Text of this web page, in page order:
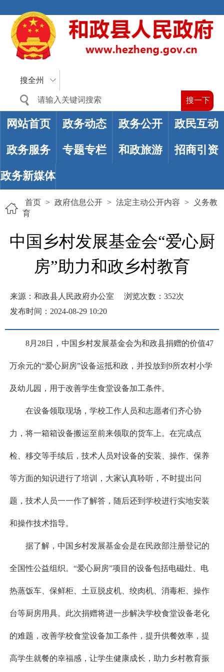
搜全州
网站首页 政务动态 政务公开 政民互动
政务服务 专题专栏 和政旅游 招商引资
政务新媒体
首页 > 政府信息公开 > 法定主动公开内容 >
义务教
育
中国乡村发展基金会“爱心厨
房”助力和政乡村教育
来源：和政县人民政府办公室 浏览次数： 352次
发布时间：2024-08-29 10:20
8月28日，中国乡村发展基金会为和政县捐赠的价值47
万余元的“爱心厨房”设备运抵和政，并投放到9所农村小学
及幼儿园，用于改善学生食堂设备加工条件。
在设备领取现场，学校工作人员和志愿者们齐心协
力，将一箱箱设备搬运至前来领取的货车上。在完成点
检、移交等手续后，技术人员对设备的安装、操作、保养
等方面的知识进行了培训，大家认真聆听，不时提出问
题，技术人员一一作了解答，随后还到学校进行实地安装
和操作技术指导。
据了解，中国乡村发展基金会是在民政部注册登记的
全国性公益组织。“爱心厨房”项目的设备包括电磁灶、电
热蒸饭车、保鲜柜、土豆脱皮机、绞肉机、消毒柜、操作
台等厨房用具。此次捐赠将进一步解决学校食堂设备老化
的难题，改善学校食堂设备加工条件，提升供餐效率，提
高学生就餐的幸福感，让学生健康成长，助力乡村教育振